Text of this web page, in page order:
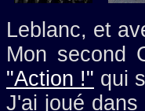
Leblanc, et
Mon second
"Action !" qui
J'ai joué